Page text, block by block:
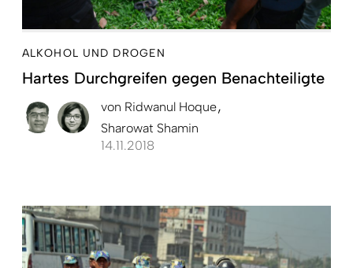
ALKOHOL UND DROGEN
Hartes Durchgreifen gegen Benachteiligte
von Ridwanul Hoque
Sharowat Shamin
14.11.2018